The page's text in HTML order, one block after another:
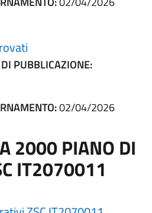
PUBBLICAZIONE:
02/04/2026
2000 PIANO DI
IT2070011